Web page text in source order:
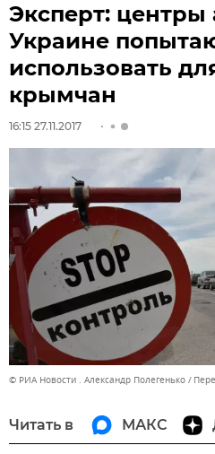
Эксперт: центры
Украине
использовать
крымчан
16:15 27.11.2017
© РИА Новости . Александр Полегенько
Читать в МАКС